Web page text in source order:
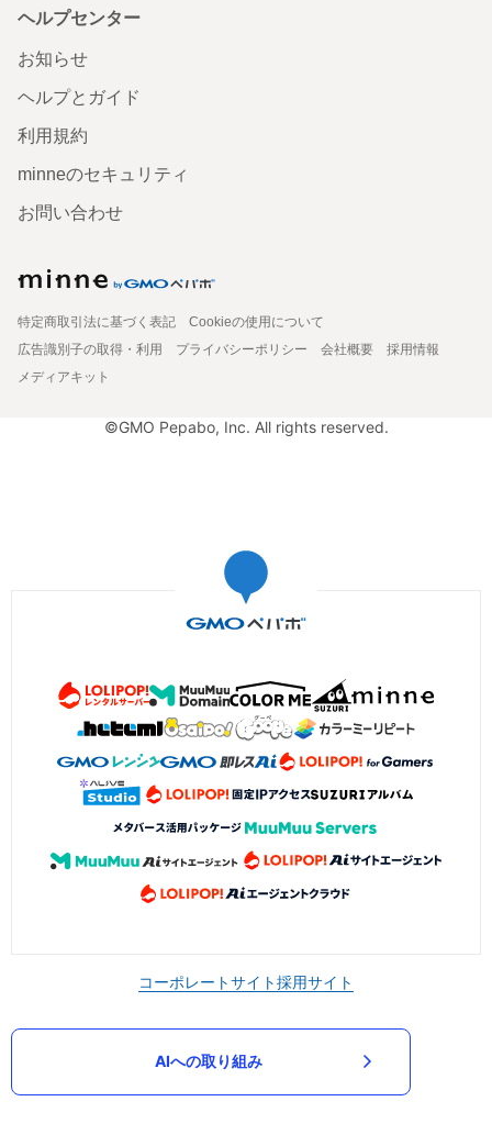
ヘルプセンター
お知らせ
ヘルプとガイド
利用規約
minneのセキュリティ
お問い合わせ
特定商取引法に基づく表記
Cookieの使用について
広告識別子の取得・利用
プライバシーポリシー 会社概要
採用情報
メディアキット
©GMO Pepabo, Inc. All rights reserved.
コーポレートサイト採用サイト
AIへの取り組み